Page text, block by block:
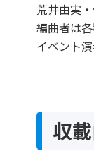
荒井由実
編曲者は
イベント
収